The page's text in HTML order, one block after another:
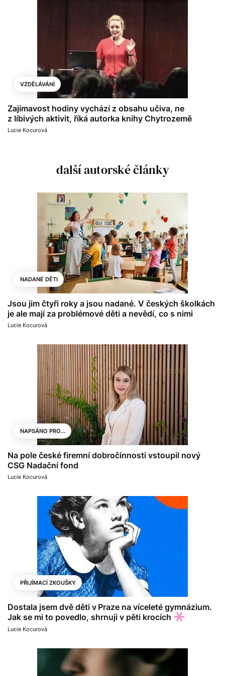
VZDĚLÁVÁNÍ
Zajímavost hodiny vychází z obsahu učiva, ne
z líbivých aktivit, říká autorka knihy Chytrozemě
Lucie Kocurová
další autorské články
NADANÉ DĚTI
Jsou jim čtyři roky a jsou nadané. V českých školkách
je ale mají za problémové děti a nevědí, co s nimi
Lucie Kocurová
NAPSÁNO PRO...
Na pole české firemní dobročinnosti vstoupil nový
CSG Nadační fond
Lucie Kocurová
PŘIJÍMACÍ ZKOUŠKY
Dostala jsem dvě děti v Praze na víceleté gymnázium.
Jak se mi to povedlo, shrnuji v pěti krocích
Lucie Kocurová